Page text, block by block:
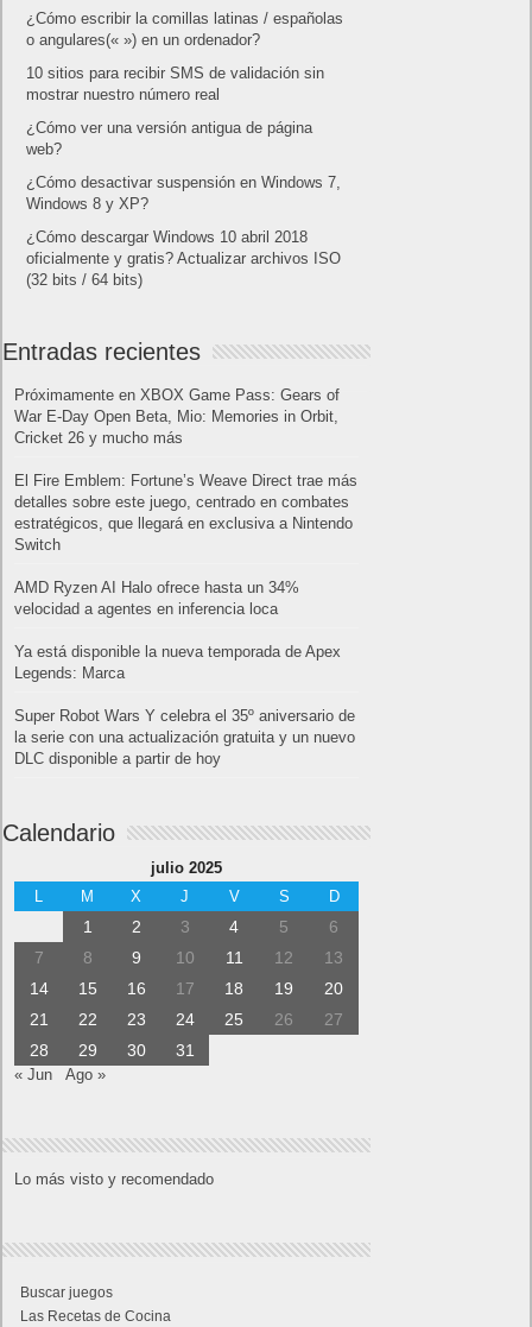
¿Cómo escribir la comillas latinas / españolas
o angulares(« ») en un ordenador?
10 sitios para recibir SMS de validación sin
mostrar nuestro número real
¿Cómo ver una versión antigua de página
web?
¿Cómo desactivar suspensión en Windows 7,
Windows 8 y XP?
¿Cómo descargar Windows 10 abril 2018
oficialmente y gratis? Actualizar archivos ISO
(32 bits / 64 bits)
Entradas recientes
Próximamente en XBOX Game Pass: Gears of
War E-Day Open Beta, Mio: Memories in Orbit,
Cricket 26 y mucho más
El Fire Emblem: Fortune’s Weave Direct trae más
detalles sobre este juego, centrado en combates
estratégicos, que llegará en exclusiva a Nintendo
Switch
AMD Ryzen AI Halo ofrece hasta un 34%
velocidad a agentes en inferencia loca
Ya está disponible la nueva temporada de Apex
Legends: Marca
Super Robot Wars Y celebra el 35º aniversario de
la serie con una actualización gratuita y un nuevo
DLC disponible a partir de hoy
Calendario
julio 2025
M X J V S D
1 2 3 4 5
6
7
8 9 10 11 12
13
14
15 16 17 18 19
20
21
22 23 24 25 26
27
28
29 30 31
« Jun Ago »
Lo más visto y recomendado
Buscar juegos
Las Recetas de Cocina